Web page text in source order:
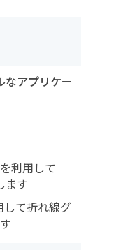
なアプリケー
利用して
ます
して折れ線グ